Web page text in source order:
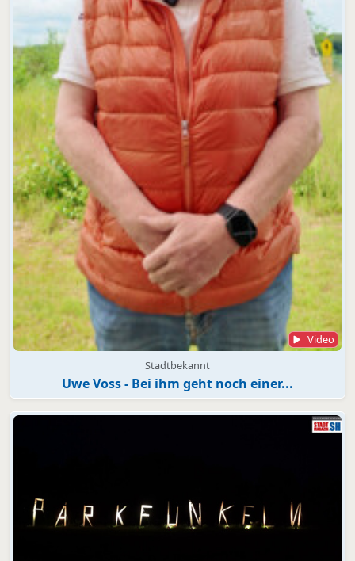
Video
Stadtbekannt
Uwe Voss - Bei ihm geht noch einer...